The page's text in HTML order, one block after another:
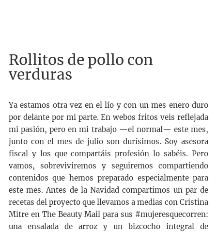
Rollitos de pollo con
verduras
Ya estamos otra vez en el lío y con un mes enero duro
por delante por mi parte. En webos fritos veis reflejada
mi pasión, pero en mi trabajo —el normal— este mes,
junto con el mes de julio son durísimos. Soy asesora
fiscal y los que compartáis profesión lo sabéis. Pero
vamos, sobreviviremos y seguiremos compartiendo
contenidos que hemos preparado especialmente para
este mes. Antes de la Navidad compartimos un par de
recetas del proyecto que llevamos a medias con Cristina
Mitre en The Beauty Mail para sus #mujeresquecorren:
una ensalada de arroz y un bizcocho integral de